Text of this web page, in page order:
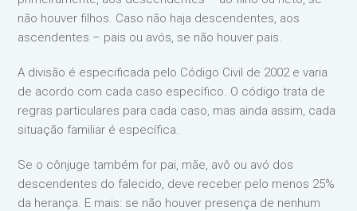
não houver filhos. Caso não haja descendentes, aos
ascendentes – pais ou avós, se não houver pais.
A divisão é especificada pelo Código Civil de 2002 e varia
de acordo com cada caso específico. O código trata de
regras particulares para cada caso, mas ainda assim, cada
situação familiar é específica.
Se o cônjuge também for pai, mãe, avô ou avó dos
descendentes do falecido, deve receber pelo menos 25%
da herança. E mais: se não houver presença de nenhum